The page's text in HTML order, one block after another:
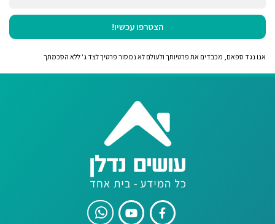
הצטרפו עכשיו!
אנו נגד ספאם, מכבדים את פרטיותך ולעולם לא נמסור פרטיך לצד ג' ללא הסכמתך